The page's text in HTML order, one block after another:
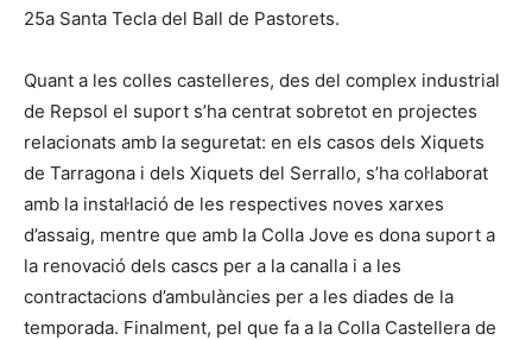
25a Santa Tecla del Ball de Pastorets.
Quant a les colles castelleres, des del complex industrial
de Repsol el suport s’ha centrat sobretot en projectes
relacionats amb la seguretat: en els casos dels Xiquets
de Tarragona i dels Xiquets del Serrallo, s’ha col·laborat
amb la instal·lació de les respectives noves xarxes
d’assaig, mentre que amb la Colla Jove es dona suport a
la renovació dels cascs per a la canalla i a les
contractacions d’ambulàncies per a les diades de la
temporada. Finalment, pel que fa a la Colla Castellera de